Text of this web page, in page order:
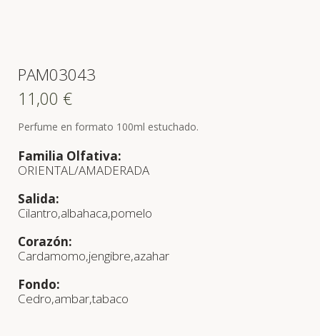
PAM03043
11,00 €
Perfume en formato 100ml estuchado.
Familia Olfativa:
ORIENTAL/AMADERADA
Salida:
Cilantro,albahaca,pomelo
Corazón:
Cardamomo,jengibre,azahar
Fondo:
Cedro,ambar,tabaco